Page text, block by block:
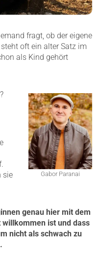
fragt, ob der eigene
oft ein alter Satz im
als Kind gehört
Gabor Paranai
sie
genau hier mit dem
ist und dass
nicht als schwach zu